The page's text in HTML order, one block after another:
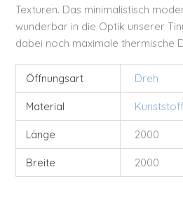
Texturen. Das minimalistisch
wunderbar in die Optik unserer
dabei noch maximale thermische
Öffnungsart Dreh
Material Kunststoff
Länge 2000
Breite 2000